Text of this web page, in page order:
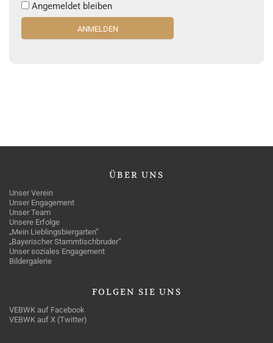
Angemeldet bleiben
ÜBER UNS
Unser Verein
Unser Engagement
Unser Team
Unsere Erfolge
„Mein Lieblingsbiergarten“
„Bayerischer Stammtischbruder“
Unser soziales Engagement
Bildergalerie
FOLGEN SIE UNS
VEBWK auf Facebook
VEBWK auf X (Twitter)